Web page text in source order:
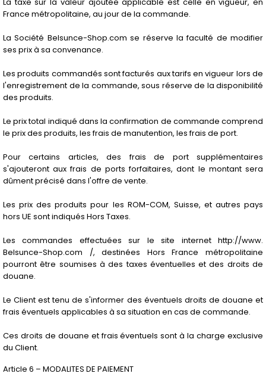
La taxe sur la valeur ajoutée applicable est celle en vigueur, en
France métropolitaine, au jour de la commande.
La Société Belsunce-Shop.com se réserve la faculté de modifier
ses prix à sa convenance.
Les produits commandés sont facturés aux tarifs en vigueur lors de
l'enregistrement de la commande, sous réserve de la disponibilité
des produits.
Le prix total indiqué dans la confirmation de commande comprend
le prix des produits, les frais de manutention, les frais de port.
Pour certains articles, des frais de port supplémentaires
s'ajouteront aux frais de ports forfaitaires, dont le montant sera
dûment précisé dans l'offre de vente.
Les prix des produits pour les ROM-COM, Suisse, et autres pays
hors UE sont indiqués Hors Taxes.
Les commandes effectuées sur le site internet http://www.
Belsunce-Shop.com /, destinées Hors France métropolitaine
pourront être soumises à des taxes éventuelles et des droits de
douane.
Le Client est tenu de s'informer des éventuels droits de douane et
frais éventuels applicables à sa situation en cas de commande.
Ces droits de douane et frais éventuels sont à la charge exclusive
du Client.
Article 6 – MODALITES DE PAIEMENT